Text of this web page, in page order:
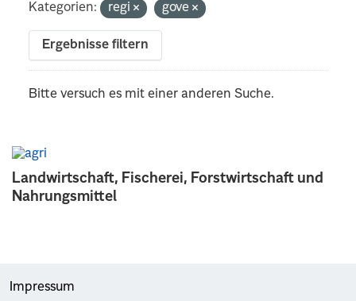
Landwirtschaft, Fischerei, Forstwirtschaft und
Nahrungsmittel
Kategorien:
regi gove
Ergebnisse filtern
Bitte versuch es mit einer anderen Suche.
Impressum